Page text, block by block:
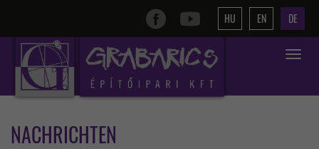
HU EN DE
Toggle
NACHRICHTEN